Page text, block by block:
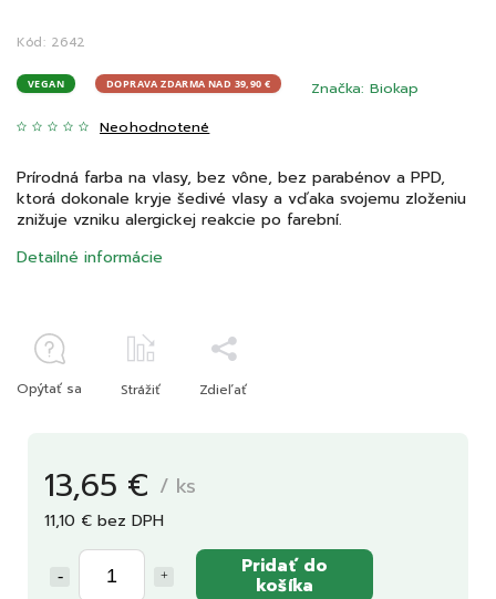
Kód: 2642
VEGAN DOPRAVA ZDARMA NAD 39,90 €
Neohodnotené
Značka:Biokap
13,65 € / ks
11,10 € bez DPH
Pridať do
košíka
Prírodná farba na vlasy, bez vône, bez parabénov a PPD,
ktorá dokonale kryje šedivé vlasy a vďaka svojemu zloženiu
znižuje vzniku alergickej reakcie po farební.
Detailné informácie
Opýtať sa Strážiť Zdieľať